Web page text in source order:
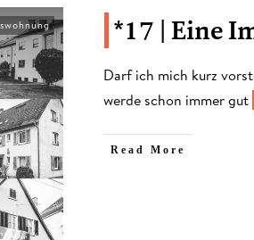
*17 | Eine
Darf ich mich kurz
werde schon immer gut
​Read More